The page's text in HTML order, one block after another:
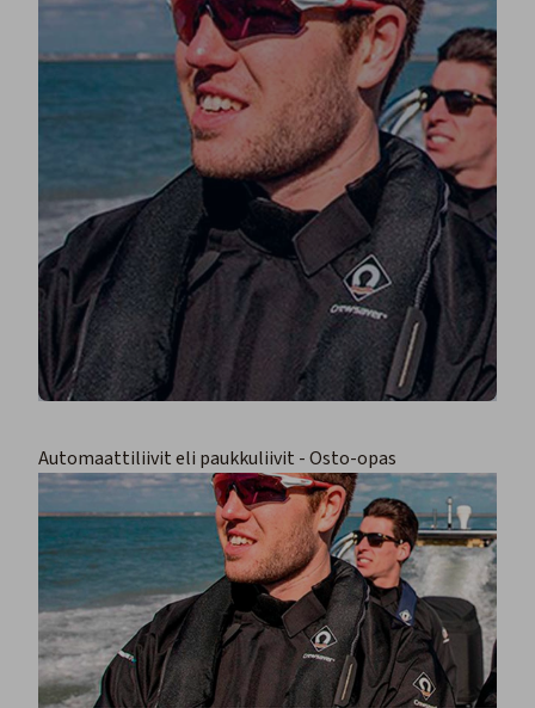
Automaattiliivit eli paukkuliivit - Osto-opas